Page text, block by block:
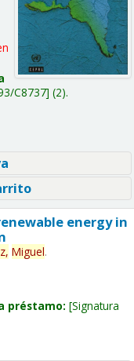
C8737 (2).
energy in
Miguel.
préstamo: Signatura